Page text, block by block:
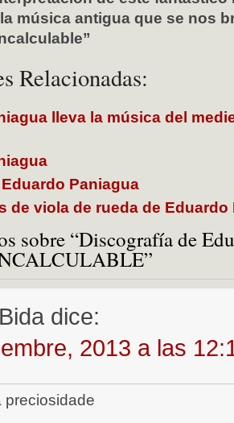
música antigua que se nos
Relacionadas:
lleva la música del
Paniagua
de viola de rueda de Eduardo
sobre “Discografía de
dice:
2013 a las
preciosidade